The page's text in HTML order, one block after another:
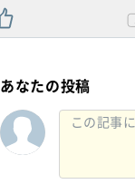
あなたの投稿